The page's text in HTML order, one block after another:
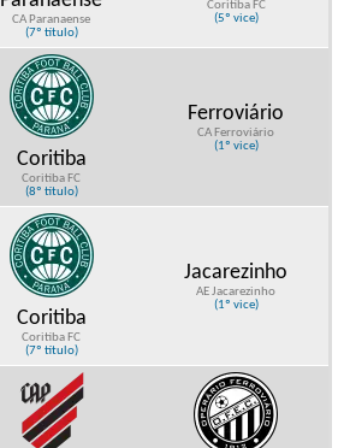
CA Paranaense
(7º título)
Coritiba FC
(5º vice)
Coritiba
Coritiba FC
(8º título)
Ferroviário
CA Ferroviário
(1º vice)
Coritiba
Coritiba FC
(7º título)
Jacarezinho
AE Jacarezinho
(1º vice)